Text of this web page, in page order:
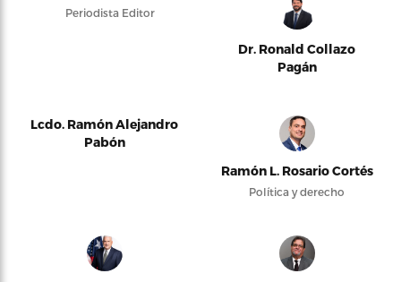
Periodista Editor
Dr. Ronald Collazo
Pagán
Lcdo. Ramón Alejandro
Pabón
Ramón L. Rosario Cortés
Política y derecho